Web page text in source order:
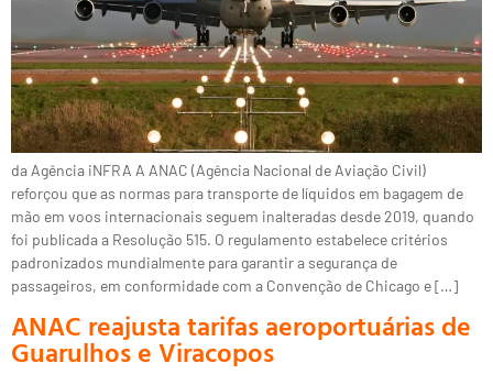
da Agência iNFRA A ANAC (Agência Nacional de Aviação Civil)
reforçou que as normas para transporte de líquidos em bagagem de
mão em voos internacionais seguem inalteradas desde 2019, quando
foi publicada a Resolução 515. O regulamento estabelece critérios
padronizados mundialmente para garantir a segurança de
passageiros, em conformidade com a Convenção de Chicago e […]
ANAC reajusta tarifas aeroportuárias de
Guarulhos e Viracopos